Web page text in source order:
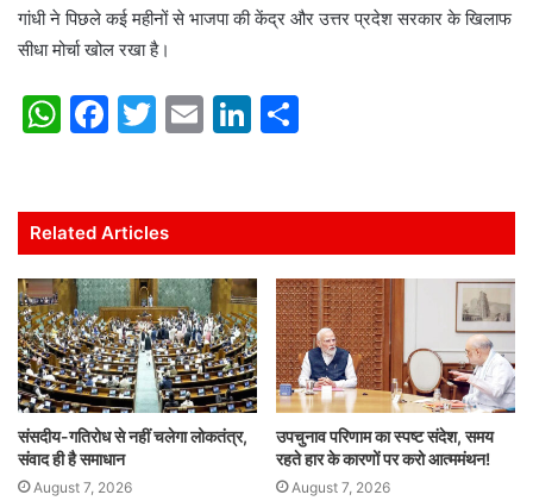
गांधी ने पिछले कई महीनों से भाजपा की केंद्र और उत्तर प्रदेश सरकार के खिलाफ
सीधा मोर्चा खोल रखा है।
W
s
A
p
p
F
e
b
o
o
k
T
er
E
l
Li
e
dI
n
e
Related Articles
संसदीय-गतिरोध से नहीं चलेगा लोकतंत्र,
संवाद ही है समाधान
August 7, 2026
उपचुनाव परिणाम का स्पष्ट संदेश, समय
रहते हार के कारणों पर करो आत्ममंथन!
August 7, 2026